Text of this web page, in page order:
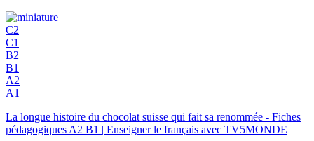
C2
C1
B2
B1
A2
A1
La longue histoire du chocolat suisse qui fait sa renommée - Fiches
pédagogiques A2 B1 | Enseigner le français avec TV5MONDE